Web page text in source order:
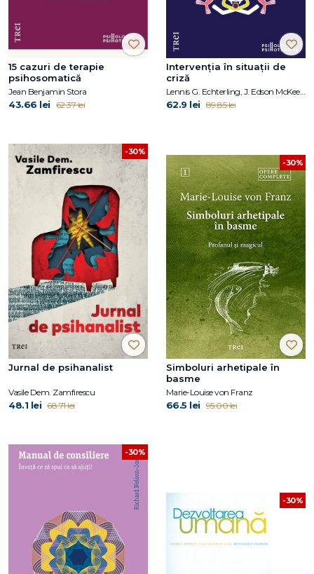
15 cazuri de terapie
psihosomatică
Jean Benjamin Stora
43.66 lei 62.37 lei
Intervenția în situații de
criză
Lennis G. Echterling, J. Edson McKee , Jack Presbury
62.9 lei 89.85 lei
-30%
Jurnal de psihanalist
Vasile Dem. Zamfirescu
48.1 lei 68.71 lei
-30%
Simboluri arhetipale în
basme
Marie-Louise von Franz
66.5 lei 95.00 lei
-30%
-30%